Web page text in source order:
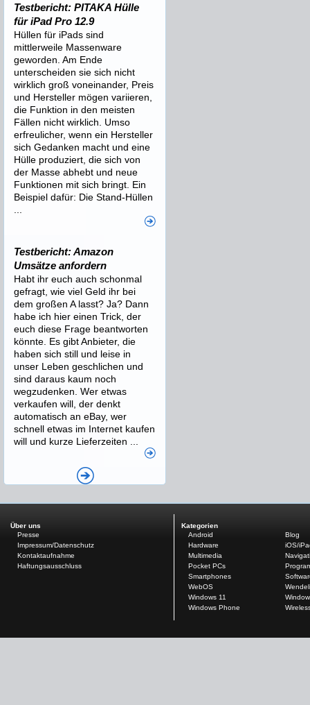
Testbericht: PITAKA Hülle
für iPad Pro 12.9
Hüllen für iPads sind
mittlerweile Massenware
geworden. Am Ende
unterscheiden sie sich nicht
wirklich groß voneinander, Preis
und Hersteller mögen variieren,
die Funktion in den meisten
Fällen nicht wirklich. Umso
erfreulicher, wenn ein Hersteller
sich Gedanken macht und eine
Hülle produziert, die sich von
der Masse abhebt und neue
Funktionen mit sich bringt. Ein
Beispiel dafür: Die Stand-Hüllen
Testbericht: Amazon
Umsätze anfordern
Habt ihr euch auch schonmal
gefragt, wie viel Geld ihr bei
dem großen A lasst? Ja? Dann
habe ich hier einen Trick, der
euch diese Frage beantworten
könnte. Es gibt Anbieter, die
haben sich still und leise in
unser Leben geschlichen und
sind daraus kaum noch
wegzudenken. Wer etwas
verkaufen will, der denkt
automatisch an eBay, wer
schnell etwas im Internet kaufen
will und kurze Lieferzeiten ...
Über uns
Presse
Impressum/Datenschutz
Kontaktaufnahme
Haftungsausschluss
Kategorien
Android
Blog
Hardware
iOS/
Multimedia
Pocket PCs
Smartphones
WebOS
Windows 11
Windows Phone